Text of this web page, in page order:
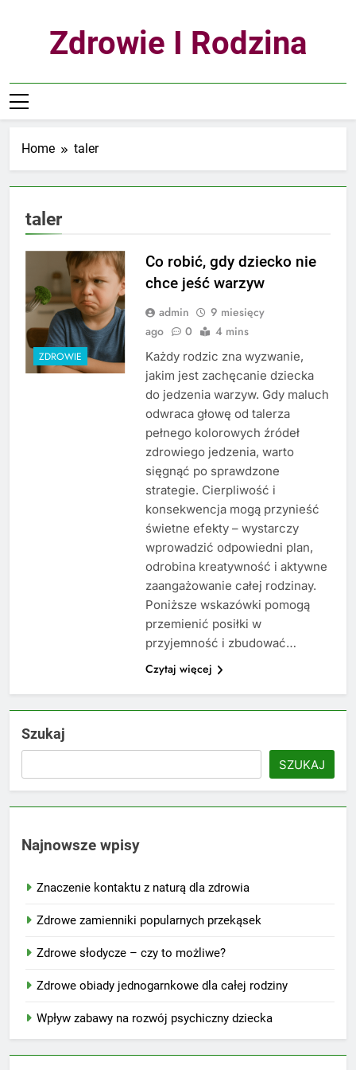
Zdrowie I Rodzina
Home taler
taler
ZDROWIE
Co robić, gdy dziecko nie
chce jeść warzyw
admin
9 miesięcy
ago
0 4 mins
Każdy rodzic zna wyzwanie,
jakim jest zachęcanie dziecka
do jedzenia warzyw. Gdy maluch
odwraca głowę od talerza
pełnego kolorowych źródeł
zdrowiego jedzenia, warto
sięgnąć po sprawdzone
strategie. Cierpliwość i
konsekwencja mogą przynieść
świetne efekty – wystarczy
wprowadzić odpowiedni plan,
odrobina kreatywność i aktywne
zaangażowanie całej rodzinay.
Poniższe wskazówki pomogą
przemienić posiłki w
przyjemność i zbudować…
Czytaj więcej
Szukaj
SZUKAJ
Najnowsze wpisy
Znaczenie kontaktu z naturą dla zdrowia
Zdrowe zamienniki popularnych przekąsek
Zdrowe słodycze – czy to możliwe?
Zdrowe obiady jednogarnkowe dla całej rodziny
Wpływ zabawy na rozwój psychiczny dziecka